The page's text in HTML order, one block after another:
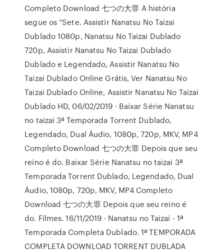
Completo Download 七つの大罪 A história
segue os “Sete. Assistir Nanatsu No Taizai
Dublado 1080p, Nanatsu No Taizai Dublado
720p, Assistir Nanatsu No Taizai Dublado
Dublado e Legendado, Assistir Nanatsu No
Taizai Dublado Online Grátis, Ver Nanatsu No
Taizai Dublado Online, Assistir Nanatsu No Taizai
Dublado HD, 06/02/2019 · Baixar Série Nanatsu
no taizai 3ª Temporada Torrent Dublado,
Legendado, Dual Áudio, 1080p, 720p, MKV, MP4
Completo Download 七つの大罪 Depois que seu
reino é do. Baixar Série Nanatsu no taizai 3ª
Temporada Torrent Dublado, Legendado, Dual
Áudio, 1080p, 720p, MKV, MP4 Completo
Download 七つの大罪 Depois que seu reino é
do. Filmes. 16/11/2019 · Nanatsu no Taizai - 1ª
Temporada Completa Dublado. 1ª TEMPORADA
COMPLETA DOWNLOAD TORRENT DUBLADA